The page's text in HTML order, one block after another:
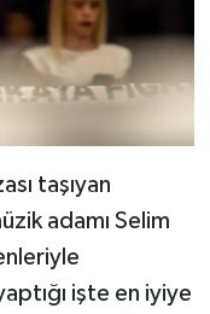
taşıyan
adamı Selim
işte en iyiye